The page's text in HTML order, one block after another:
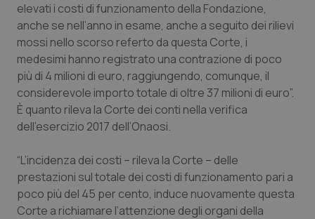
Liguria
Lombardia
Marche
Molise
Piemonte
Provincia Autonoma di Bolzano
Disturbi dell’umore
Dolore
Donna & Salute
Epatiti
HIV
Infezioni & Febbre
elevati i costi di funzionamento della Fondazione,
anche se nell’anno in esame, anche a seguito dei rilievi
mossi nello scorso referto da questa Corte, i
medesimi hanno registrato una contrazione di poco
più di 4 milioni di euro, raggiungendo, comunque, il
considerevole importo totale di oltre 37 milioni di euro”.
È quanto rileva la Corte dei conti nella verifica
dell’esercizio 2017 dell’Onaosi.
“L’incidenza dei costi – rileva la Corte – delle
prestazioni sul totale dei costi di funzionamento pari a
poco più del 45 per cento, induce nuovamente questa
Corte a richiamare l’attenzione degli organi della